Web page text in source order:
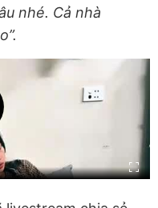
nhé. Cả nhà